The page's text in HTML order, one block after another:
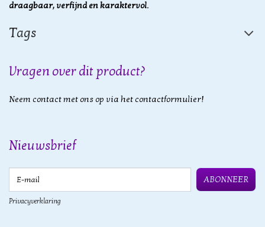
draagbaar, verfijnd en karaktervol.
Tags
Vragen over dit product?
Neem contact met ons op via het contactformulier!
Nieuwsbrief
ABONNEER
Privacyverklaring